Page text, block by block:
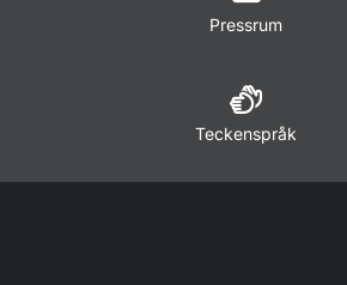
Pressrum
Teckenspråk